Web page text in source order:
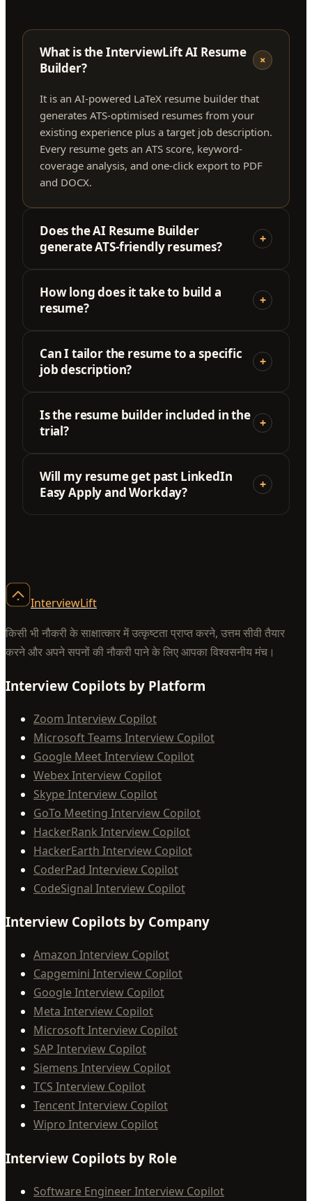
What is the InterviewLift AI Resume
Builder?
+
It is an AI-powered LaTeX resume builder that
generates ATS-optimised resumes from your
existing experience plus a target job description.
Every resume gets an ATS score, keyword-
coverage analysis, and one-click export to PDF
and DOCX.
Does the AI Resume Builder
generate ATS-friendly resumes?
+
How long does it take to build a
resume?
+
Can I tailor the resume to a specific
job description?
+
Is the resume builder included in the
trial?
+
Will my resume get past LinkedIn
Easy Apply and Workday?
+
InterviewLift
किसी भी नौकरी के साक्षात्कार में उत्कृष्टता प्राप्त करने, उत्तम सीवी तैयार
करने और अपने सपनों की नौकरी पाने के लिए आपका विश्वसनीय मंच।
Interview Copilots by Platform
Zoom Interview Copilot
Microsoft Teams Interview Copilot
Google Meet Interview Copilot
Webex Interview Copilot
Skype Interview Copilot
GoTo Meeting Interview Copilot
HackerRank Interview Copilot
HackerEarth Interview Copilot
CoderPad Interview Copilot
CodeSignal Interview Copilot
Interview Copilots by Company
Amazon Interview Copilot
Capgemini Interview Copilot
Google Interview Copilot
Meta Interview Copilot
Microsoft Interview Copilot
SAP Interview Copilot
Siemens Interview Copilot
TCS Interview Copilot
Tencent Interview Copilot
Wipro Interview Copilot
Interview Copilots by Role
Software Engineer Interview Copilot